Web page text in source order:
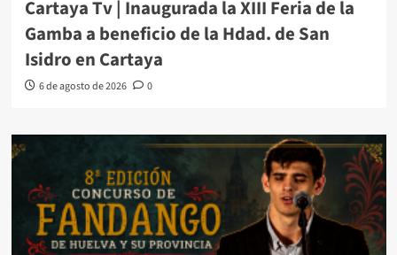
Cartaya Tv | Inaugurada la XIII Feria de la
Gamba a beneficio de la Hdad. de San
Isidro en Cartaya
6 de agosto de 2026 0